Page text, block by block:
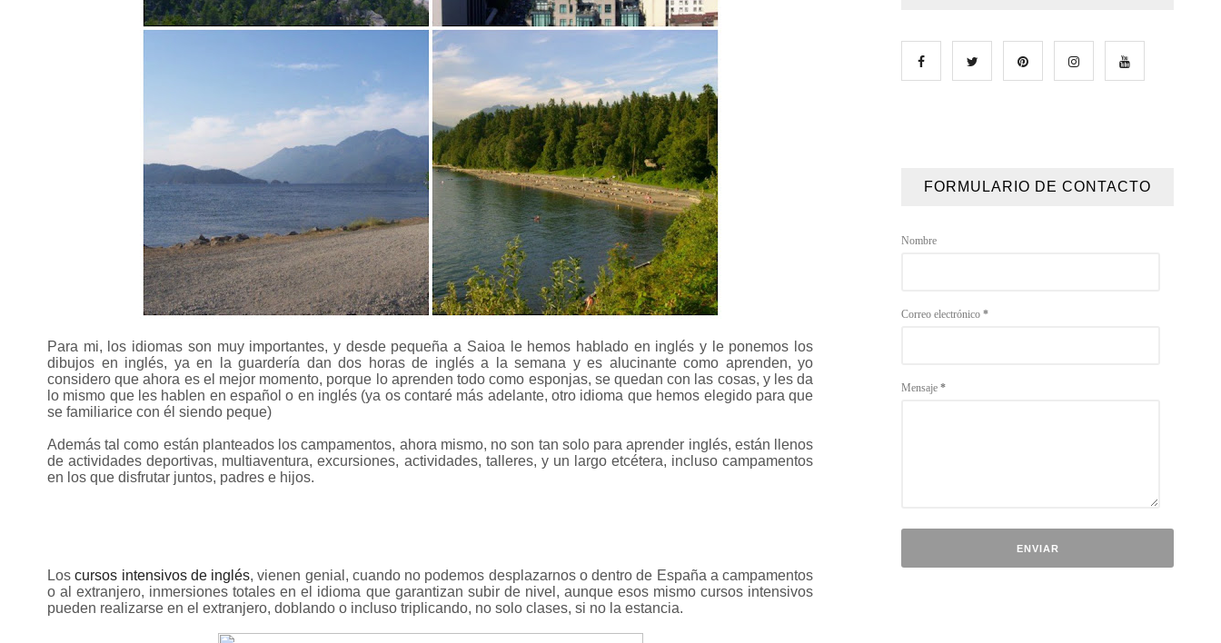
Para mi, los idiomas son muy importantes, y desde pequeña a Saioa le hemos hablado en inglés y le ponemos los
dibujos en inglés, ya en la guardería dan dos horas de inglés a la semana y es alucinante como aprenden, yo
considero que ahora es el mejor momento, porque lo aprenden todo como esponjas, se quedan con las cosas, y les da
lo mismo que les hablen en español o en inglés (ya os contaré más adelante, otro idioma que hemos elegido para que
se familiarice con él siendo peque)
Además tal como están planteados los campamentos, ahora mismo, no son tan solo para aprender inglés, están llenos
de actividades deportivas, multiaventura, excursiones, actividades, talleres, y un largo etcétera, incluso campamentos
en los que disfrutar juntos, padres e hijos.
Loscursos intensivos de inglés, vienen genial, cuando no podemos desplazarnos o dentro de España a campamentos
o al extranjero, inmersiones totales en el idioma que garantizan subir de nivel, aunque esos mismo cursos intensivos
pueden realizarse en el extranjero, doblando o incluso triplicando, no solo clases, si no la estancia.
FORMULARIO DE CONTACTO
Nombre
Correo electrónico *
Mensaje *